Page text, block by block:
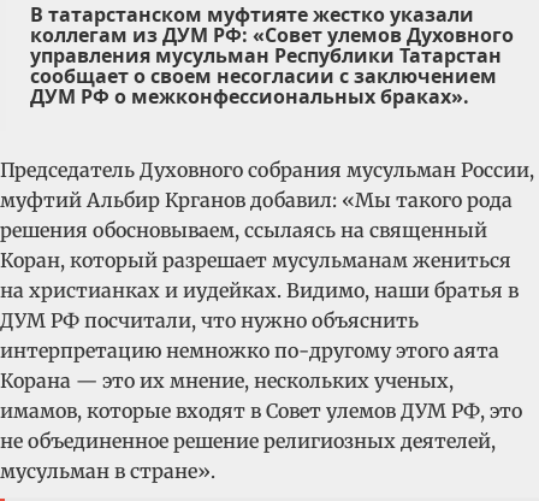
В татарстанском муфтияте жестко указали
коллегам из ДУМ РФ: «Совет улемов Духовного
управления мусульман Республики Татарстан
сообщает о своем несогласии с заключением
ДУМ РФ о межконфессиональных браках».
Председатель Духовного собрания мусульман России,
муфтий Альбир Крганов добавил: «Мы такого рода
решения обосновываем, ссылаясь на священный
Коран, который разрешает мусульманам жениться
на христианках и иудейках. Видимо, наши братья в
ДУМ РФ посчитали, что нужно объяснить
интерпретацию немножко по-другому этого аята
Корана — это их мнение, нескольких ученых,
имамов, которые входят в Совет улемов ДУМ РФ, это
не объединенное решение религиозных деятелей,
мусульман в стране».